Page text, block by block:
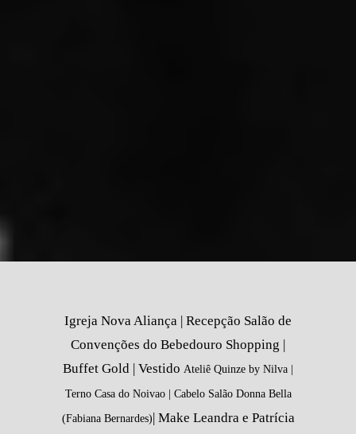
Igreja Nova Aliança | Recepção Salão de
Convenções do Bebedouro Shopping |
Buffet Gold | Vestido Ateliê Quinze by Nilva |
Terno Casa do Noivao | Cabelo Salão Donna Bella
(Fabiana Bernardes) | Make Leandra e Patrícia